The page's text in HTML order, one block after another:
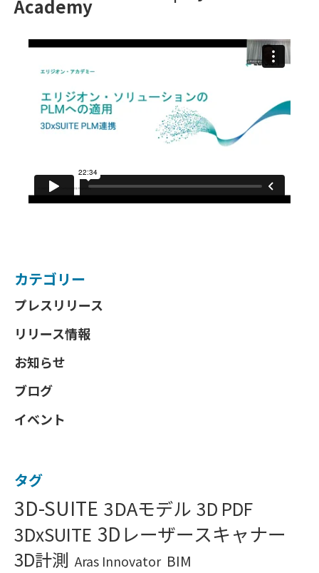
Academy
カテゴリー
プレスリリース
リリース情報
お知らせ
ブログ
イベント
タグ
3D-SUITE 3DAモデル 3D PDF
3DxSUITE 3Dレーザースキャナー
3D計測 Aras Innovator BIM